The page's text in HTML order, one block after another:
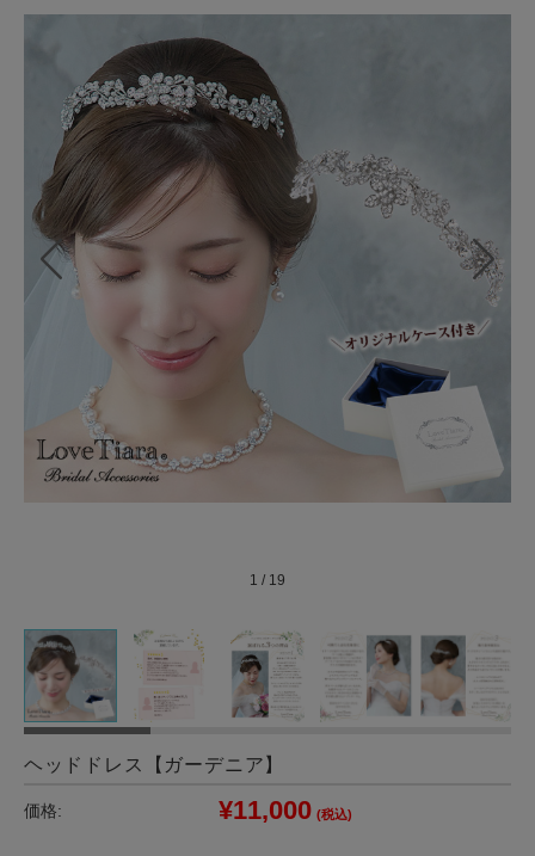
1 / 19
ヘッドドレス【ガーデニア】
価格: ¥11,000 (税込)